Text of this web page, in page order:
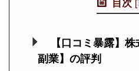
【口コミ暴露】
副業】の評判